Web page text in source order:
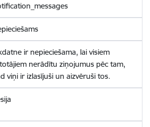
ir nepieciešama, lai visiem
nerādītu ziņojumus pēc tam,
viņi ir izlasījuši un aizvēruši tos.